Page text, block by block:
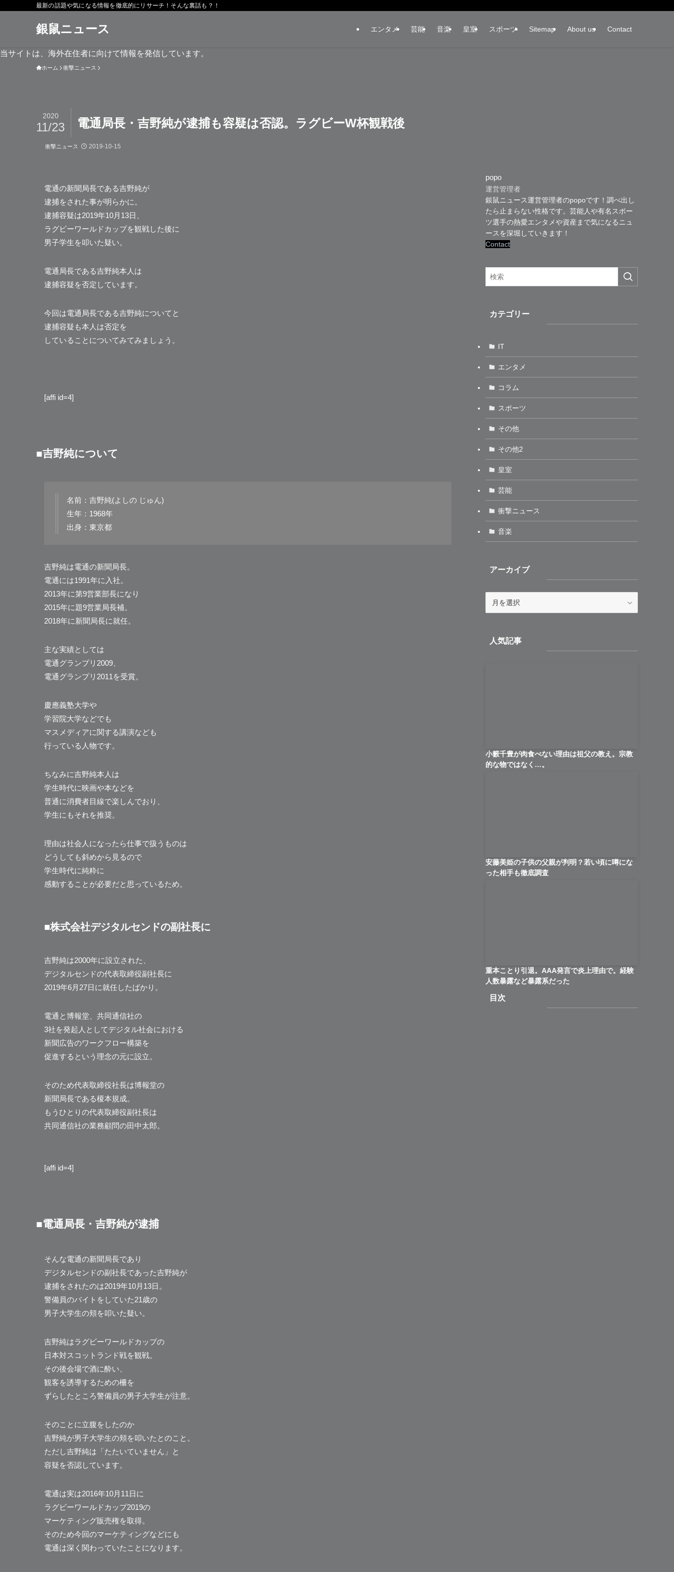
最新の話題や気になる情報を徹底的にリサーチ！そんな裏話も？！
銀鼠ニュース エンタメ 芸能 音楽 皇室 スポーツ Sitemap About us Contact
当サイトは、海外在住者に向けて情報を発信しています。
ホーム 衝撃ニュース
電通局長・吉野純が逮捕も容疑は否認。ラグビーW杯観戦後
2020
11/23
衝撃ニュース 2019-10-15
電通の新聞局長である吉野純が
逮捕をされた事が明らかに。
逮捕容疑は2019年10月13日、
ラグビーワールドカップを観戦した後に
男子学生を叩いた疑い。
電通局長である吉野純本人は
逮捕容疑を否定しています。
今回は電通局長である吉野純についてと
逮捕容疑も本人は否定を
していることについてみてみましょう。
[affi id=4]
■吉野純について
名前：吉野純(よしの じゅん)
生年：1968年
出身：東京都
吉野純は電通の新聞局長。
電通には1991年に入社。
2013年に第9営業部長になり
2015年に題9営業局長補。
2018年に新聞局長に就任。
主な実績としては
電通グランプリ2009、
電通グランプリ2011を受賞。
慶應義塾大学や
学習院大学などでも
マスメディアに関する講演なども
行っている人物です。
ちなみに吉野純本人は
学生時代に映画や本などを
普通に消費者目線で楽しんでおり、
学生にもそれを推奨。
理由は社会人になったら仕事で扱うものは
どうしても斜めから見るので
学生時代に純粋に
感動することが必要だと思っているため。
■株式会社デジタルセンドの副社長に
吉野純は2000年に設立された、
デジタルセンドの代表取締役副社長に
2019年6月27日に就任したばかり。
電通と博報堂、共同通信社の
3社を発起人としてデジタル社会における
新聞広告のワークフロー構築を
促進するという理念の元に設立。
そのため代表取締役社長は博報堂の
新聞局長である榎本規成。
もうひとりの代表取締役副社長は
共同通信社の業務顧問の田中太郎。
[affi id=4]
■電通局長・吉野純が逮捕
そんな電通の新聞局長であり
デジタルセンドの副社長であった吉野純が
逮捕をされたのは2019年10月13日。
警備員のバイトをしていた21歳の
男子大学生の頬を叩いた疑い。
吉野純はラグビーワールドカップの
日本対スコットランド戦を観戦。
その後会場で酒に酔い、
観客を誘導するための柵を
ずらしたところ警備員の男子大学生が注意。
そのことに立腹をしたのか
吉野純が男子大学生の頬を叩いたとのこと。
ただし吉野純は「たたいていません」と
容疑を否認しています。
電通は実は2016年10月11日に
ラグビーワールドカップ2019の
マーケティング販売権を取得。
そのため今回のマーケティングなどにも
電通は深く関わっていたことになります。
popo
運営管理者
銀鼠ニュース運営管理者のpopoです！調べ出し
たら止まらない性格です。芸能人や有名スポー
ツ選手の熱愛エンタメや資産まで気になるニュ
ースを深堀していきます！
Contact
カテゴリー
IT
エンタメ
コラム
スポーツ
その他
その他2
皇室
芸能
衝撃ニュース
音楽
アーカイブ
ブ人気記事
小籔千豊が肉食べない理由は祖父の教え。宗教
的な物ではなく…。
安藤美姫の子供の父親が判明？若い頃に噂にな
った相手も徹底調査
重本ことり引退。AAA発言で炎上理由で。経験
人数暴露など暴露系だった
目次